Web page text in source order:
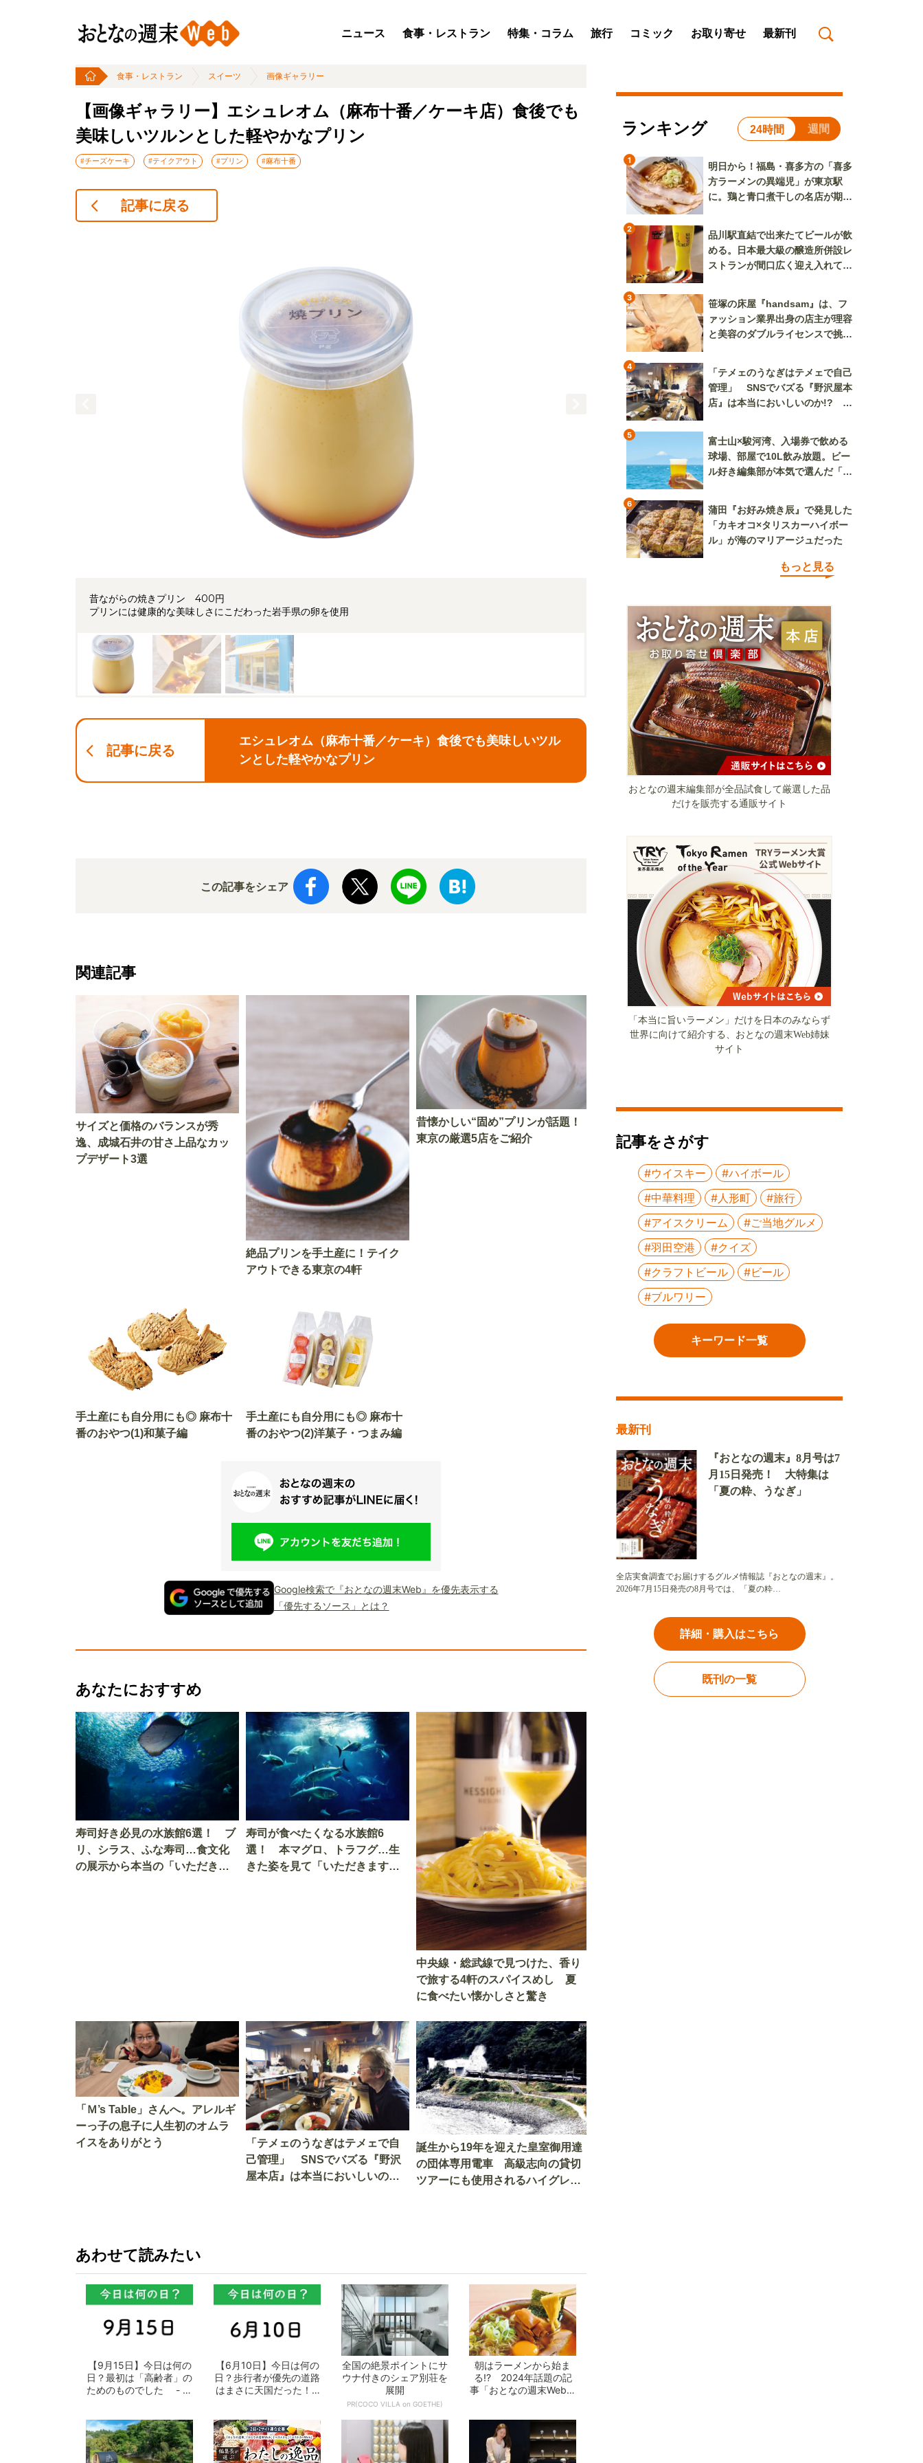
ニュース 食事・レストラン 特集・コラム 旅行 コミック お取り寄せ 最新刊
食事・レストラン スイーツ 画像ギャラリー
【画像ギャラリー】エシュレオム（麻布十番／ケーキ店）食後でも
美味しいツルンとした軽やかなプリン
#チーズケーキ #テイクアウト #プリン #麻布十番
記事に戻る
昔ながらの焼きプリン 400円
プリンには健康的な美味しさにこだわった岩手県の卵を使用
記事に戻る
エシュレオム（麻布十番／ケーキ）食後でも美味しいツル
ンとした軽やかなプリン
この記事をシェア
関連記事
サイズと価格のバランスが秀
逸、成城石井の甘さ上品なカッ
プデザート3選
絶品プリンを手土産に！テイク
アウトできる東京の4軒
昔懐かしい“固め”プリンが話題！
東京の厳選5店をご紹介
手土産にも自分用にも◎ 麻布十
番のおやつ(1)和菓子編
手土産にも自分用にも◎ 麻布十
番のおやつ(2)洋菓子・つまみ編
Google検索で『おとなの週末Web』を優先表示する
「優先するソース」とは？
あなたにおすすめ
寿司好き必見の水族館6選！ ブ
リ、シラス、ふな寿司…食文化
の展示から本当の「いただきま
寿司が食べたくなる水族館6
選！ 本マグロ、トラフグ…生
きた姿を見て「いただきます」
中央線・総武線で見つけた、香り
で旅する4軒のスパイスめし 夏
に食べたい懐かしさと驚き
「Ｍ’s Table」さんへ。アレルギ
ーっ子の息子に人生初のオムラ
イスをありがとう
「テメェのうなぎはテメェで自
己管理」 SNSでバズる『野沢
屋本店』は本当においしいの
誕生から19年を迎えた皇室御用達
の団体専用電車 高級志向の貸切
ツアーにも使用されるハイグレー
あわせて読みたい
【9月15日】今日は何の
日？最初は「高齢者」の
ためのものでした - お
【6月10日】今日は何の
日？歩行者が優先の道路
はまさに天国だった！ -
全国の絶景ポイントにサ
ウナ付きのシェア別荘を
展開
PR(COCO VILLA on GOETHE)
朝はラーメンから始ま
る!? 2024年話題の記
事「おとなの週末Web」
ランキング 24時間 週間
1
明日から！福島・喜多方の「喜多
方ラーメンの異端児」が東京駅
に。鶏と青口煮干しの名店が期間
2
品川駅直結で出来たてビールが飲
める。日本最大級の醸造所併設レ
ストランが間口広く迎え入れてく
3
笹塚の床屋『handsam』は、フ
ァッション業界出身の店主が理容
と美容のダブルライセンスで挑む
4
「テメェのうなぎはテメェで自己
管理」 SNSでバズる『野沢屋本
店』は本当においしいのか!? い
5
富士山×駿河湾、入場券で飲める
球場、部屋で10L飲み放題。ビー
ル好き編集部が本気で選んだ「ビ
6
蒲田『お好み焼き辰』で発見した
「カキオコ×タリスカーハイボー
ル」が海のマリアージュだった
もっと見る
おとなの週末編集部が全品試食して厳選した品
だけを販売する通販サイト
「本当に旨いラーメン」だけを日本のみならず
世界に向けて紹介する、おとなの週末Web姉妹
サイト
記事をさがす
#ウイスキー
#ハイボール
#中華料理
#人形町
#旅行
#アイスクリーム
#ご当地グルメ
#羽田空港
#クイズ
#クラフトビール
#ビール
#ブルワリー
キーワード一覧
最新刊
『おとなの週末』8月号は7
月15日発売！ 大特集は
「夏の粋、うなぎ」
全店実食調査でお届けするグルメ情報誌『おとなの週末』。
2026年7月15日発売の8月号では、「夏の粋…
詳細・購入はこちら
既刊の一覧